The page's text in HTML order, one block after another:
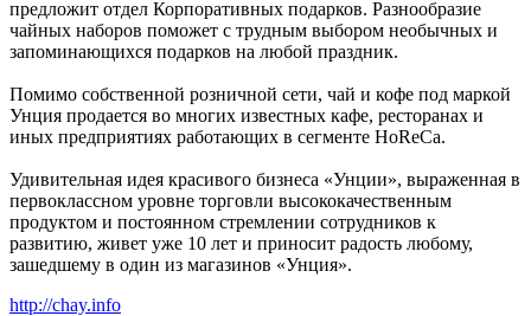
предложит отдел Корпоративных подарков. Разнообразие
чайных наборов поможет с трудным выбором необычных и
запоминающихся подарков на любой праздник.
Помимо собственной розничной сети, чай и кофе под маркой
Унция продается во многих известных кафе, ресторанах и
иных предприятиях работающих в сегменте HoReCa.
Удивительная идея красивого бизнеса «Унции», выраженная в
первоклассном уровне торговли высококачественным
продуктом и постоянном стремлении сотрудников к
развитию, живет уже 10 лет и приносит радость любому,
зашедшему в один из магазинов «Унция».
http://chay.info